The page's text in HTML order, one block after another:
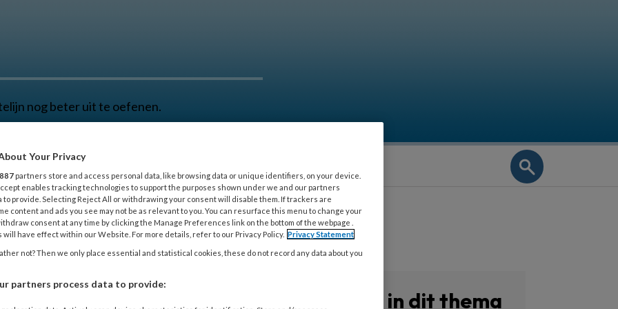
nog beter uit te oefenen.
THEMA’S
of carcinologie is de medische
Zoeken in dit thema
Your Privacy
887 partners store and access personal data, like browsing data or unique identifiers, on your device.
enables tracking technologies to support the purposes shown under we and our partners
to provide. Selecting Reject All or withdrawing your consent will disable them. If trackers are
content and ads you see may not be as relevant to you. You can resurface this menu to change your
consent at any time by clicking the Manage Preferences link on the bottom of the webpage .
will have effect within our Website. For more details, refer to our Privacy Policy. Privacy Statement
not? Then we only place essential and statistical cookies, these do not record any data about you
partners process data to provide: